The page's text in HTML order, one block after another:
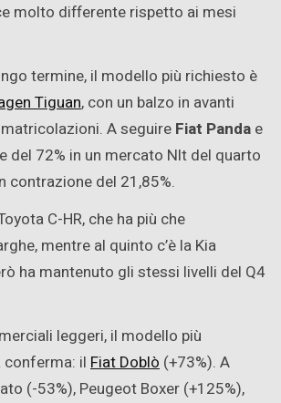
molto differente rispetto ai mesi
termine, il modello più richiesto è
Tiguan, con un balzo in avanti
A seguireFiat Panda e
del 72% in un mercato Nlt del quarto
contrazione del 21,85%.
C-HR, che ha più che
mentre al quinto c’è la Kia
ha mantenuto gli stessi livelli del Q4
leggeri, il modello più
conferma: il Fiat Doblò (+73%). A
(-53%), Peugeot Boxer (+125%),